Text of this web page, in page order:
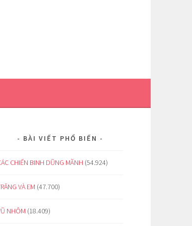
BÀI VIẾT PHỔ BIẾN
CHIẾN BINH DŨNG MÃNH (54.924)
VÀ EM (47.700)
NHÔM (18.409)